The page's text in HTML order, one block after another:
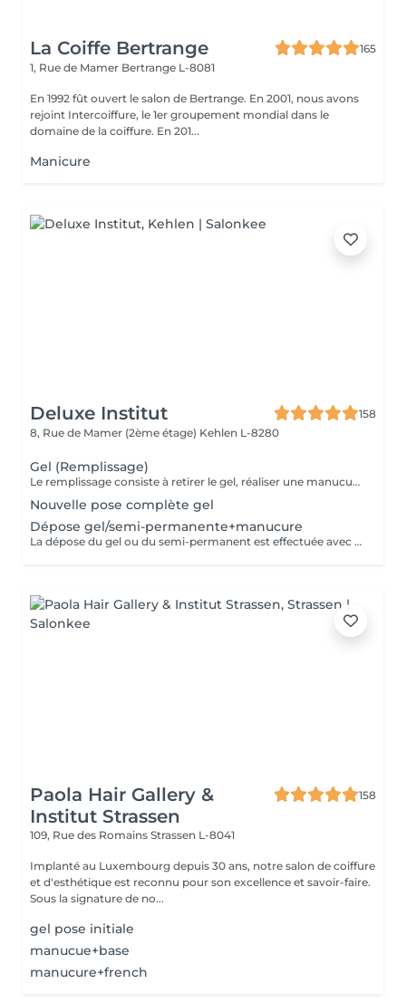
La Coiffe Bertrange
165
1, Rue de Mamer Bertrange L-8081
En 1992 fût ouvert le salon de Bertrange. En 2001, nous avons
rejoint Intercoiffure, le 1er groupement mondial dans le
domaine de la coiffure. En 201...
Manicure
Deluxe Institut
158
8, Rue de Mamer (2ème étage) Kehlen L-8280
Gel (Remplissage)
Le remplissage consiste à retirer le gel, réaliser une manucure et poser de nouveau du gel. Veuillez noter qu'un supplément de 3 € sera ajouté si vous avez des ongles cassés. Si plus de 4 ongles sont cassés, le tarif d'une pose complète sera appliqué. Le prix étudiant est appliqué aux enfants des clientes habituelles.
Nouvelle pose complète gel
Dépose gel/semi-permanente+manucure
La dépose du gel ou du semi-permanent est effectuée avec soin afin de préserver la couche naturelle de l'ongle. Une fois la dépose réalisée, une manucure est réalisée pour un résultat parfait, suivie de l'application d'un vernis, ou d'une base hydratante et durcisseur pour renforcer et protéger les ongles.
Paola Hair Gallery &
Institut Strassen
158
109, Rue des Romains Strassen L-8041
Implanté au Luxembourg depuis 30 ans, notre salon de coiffure
et d'esthétique est reconnu pour son excellence et savoir-faire.
Sous la signature de no...
gel pose initiale
manucue+base
manucure+french